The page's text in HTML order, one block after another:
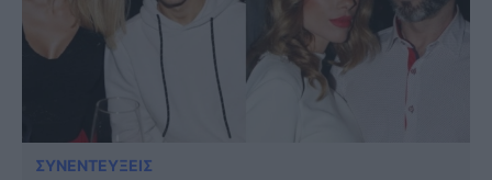
ΣΥΝΕΝΤΕΥΞΕΙΣ